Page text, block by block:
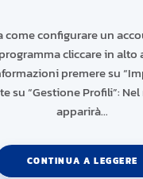
come configurare un
cliccare in alto
premere su
su “Gestione Profili”:
apparirà…
CONTINUA A LEGGERE